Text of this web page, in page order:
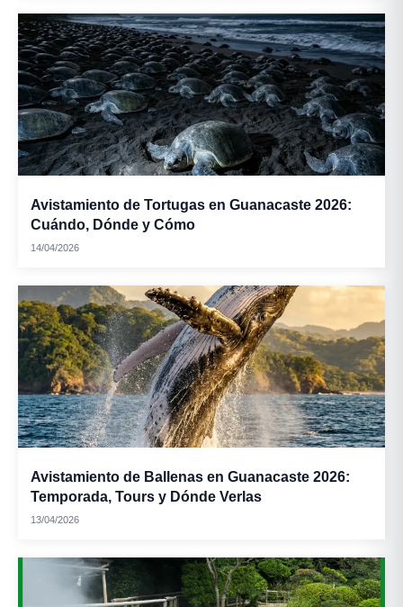
Avistamiento de Tortugas en Guanacaste 2026:
Cuándo, Dónde y Cómo
14/04/2026
Avistamiento de Ballenas en Guanacaste 2026:
Temporada, Tours y Dónde Verlas
13/04/2026